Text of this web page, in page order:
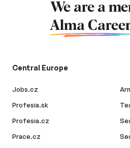
We are a
Alma
Central Europe
Jobs.cz
Profesia.sk
Profesia.cz
Prace.cz